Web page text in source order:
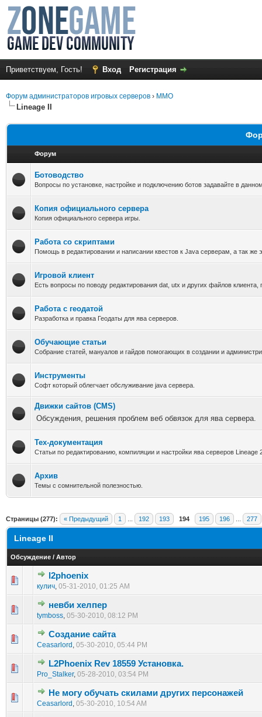
Приветствуем, Гость! Вход Регистрация
Форум администраторов игровых серверов › MMO
Lineage II
Форум
Ботоводство
Вопросы по установке, настройке и подключению ботов задавайте в
Копия официального сервера
Копия официального сервера игры.
Работа со скриптами
Помощь в редактировании и написании квестов к Java серверам, а так же
Игровой клиент
Есть вопросы по поводу редактирования dat, utx и других файлов клиента,
Работа с геодатой
Разработка и правка Геодаты для ява серверов.
Обучающие статьи
Собрание статей, мануалов и гайдов помогающих в создании и
Инструменты
Софт который облегчает обслуживание java сервера.
Движки сайтов (CMS)
Обсуждения, решения проблем веб обвязок для ява сервера.
Тех-документация
Статьи по редактированию, компиляции и настройки ява серверов Lineage
Архив
Темы с сомнительной полезностью.
Страницы (277): « Предыдущий 1 192 193 194 195 196 277
Lineage II
Обсуждение / Автор
l2phoenix
кулич, 05-31-2010, 01:25 AM
1 голос(ов) - 1 из 5 в среднем
невби хелпер
tymboss, 05-30-2010, 08:12 PM
1 голос(ов) - 1 из 5 в среднем
1
Создание сайта
Ceasarlord , 05-30-2010, 05:44 PM
1 голос(ов) - 1 из 5 в среднем
123
L2Phoenix Rev 18559 Установка.
Pro_Stalker, 05-28-2010, 03:54 PM
1 голос(ов) - 1 из 5 в среднем
1 2345
Не могу обучать скилами других персонажей
Ceasarlord , 05-30-2010, 10:54 AM
1 голос(ов) - 1 из 5 в среднем
123 45